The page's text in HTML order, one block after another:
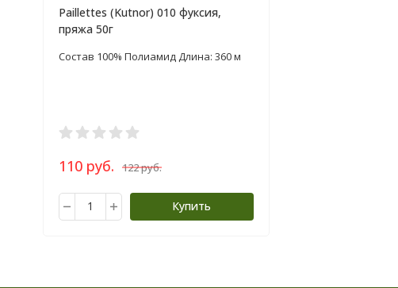
Paillettes (Kutnor) 010 фуксия,
пряжа 50г
Состав 100% Полиамид Длина: 360 м
110 руб. 122 руб.
Купить